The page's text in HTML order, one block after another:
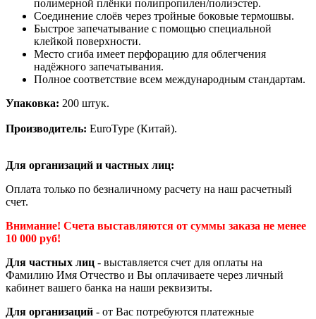
полимерной плёнки полипропилен/полиэстер.
Соединение слоёв через тройные боковые термошвы.
Быстрое запечатывание с помощью специальной
клейкой поверхности.
Место сгиба имеет перфорацию для облегчения
надёжного запечатывания.
Полное соответствие всем международным стандартам.
Упаковка: 200 штук.
Производитель: EuroType (Китай).
Для организаций и частных лиц:
Оплата только по безналичному расчету на наш расчетный
счет.
Внимание! Счета выставляются от суммы заказа не менее
10 000 руб!
Для частных лиц - выставляется счет для оплаты на
Фамилию Имя Отчество и Вы оплачиваете через личный
кабинет вашего банка на наши реквизиты.
Для организаций - от Вас потребуются платежные